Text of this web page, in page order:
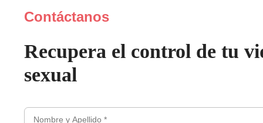
Contáctanos
Recupera el control de tu
sexual
Nombre